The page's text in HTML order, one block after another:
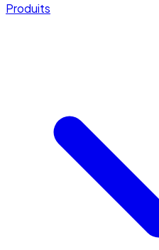
Produits